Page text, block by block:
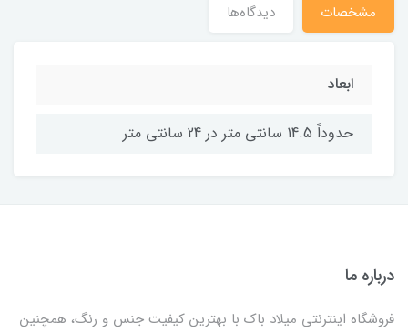
مشخصات دیدگاه‌ها
ابعاد
حدوداً 14.5 سانتی متر در 24 سانتی متر
درباره ما
فروشگاه اینترنتی میلاد باک با بهترین کیفیت جنس و رنگ، همچنین